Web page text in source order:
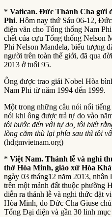
* Vatican. Đức Thánh Cha gửi
Phi. Hôm nay thứ Sáu 06-12,
điện văn cho Tổng thống Nam
chết của cựu Tổng thống Nelson
Phi Nelson Mandela, biểu tượng
người trên toàn thế giới, đã qua
2013 ở tuổi 95.
Ông được trao giải Nobel Hòa
Nam Phi từ năm 1994 đến 1999.
Một trong những câu nói nổi
nói khi ông được trả tự do vào
tôi bước đến với tự do, tôi biết
lòng căm thù lại phía sau thì tôi
(hdgmvietnam.org)
* Việt Nam. Thánh lễ và nghi
thờ Hòa Minh, giáo xứ Hòa
ngày 03 tháng12 năm 2013,
trên một mảnh đất thuộc phường
diễn ra thánh lễ và nghi thức đặt
Hòa Minh, do Đức Cha Giuse
Tổng Đại diện và gần 30 linh mục